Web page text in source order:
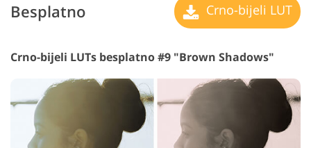
Besplatno Crno-bijeli LUT
Crno-bijeli LUTs besplatno #9 "Brown Shadows"